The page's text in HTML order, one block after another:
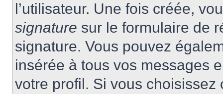
l’utilisateur. Une fois créée,
signature sur le formulaire de
signature. Vous pouvez
insérée à tous vos messages
votre profil. Si vous